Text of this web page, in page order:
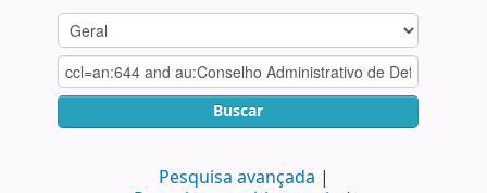
Buscar
Pesquisa avançada